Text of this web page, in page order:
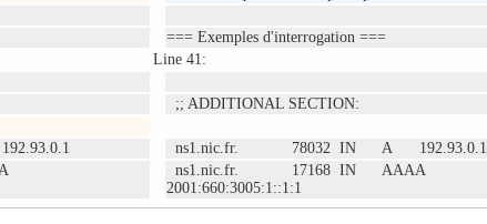
=== Exemples d'interrogation ===
Line 41:
;; ADDITIONAL SECTION:
ns1.nic.fr. 78032 IN A 192.93.0.1
ns1.nic.fr. 17168 IN AAAA
2001:660:3005:1::1:1